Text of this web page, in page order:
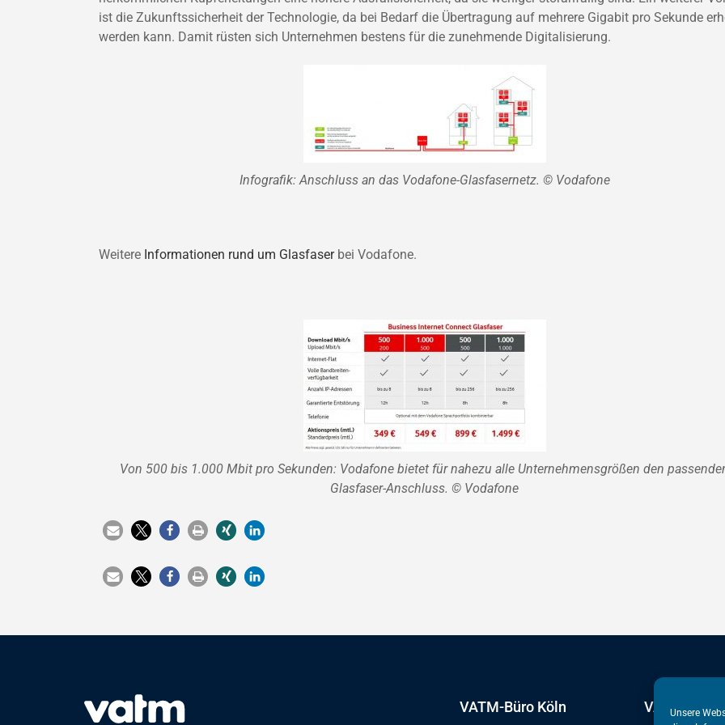
Unsere
ist die Zukunftssicherheit der Technologie, da bei Bedarf die Übertragung auf mehrere Gigabit pro Sekunde
werden kann. Damit rüsten sich Unternehmen bestens für die zunehmende Digitalisierung.
Infografik: Anschluss an das Vodafone-Glasfasernetz. © Vodafone
Weitere Informationen rund um Glasfaserbei Vodafone.
Von 500 bis 1.000 Mbit pro Sekunden: Vodafone bietet für nahezu alle Unternehmensgrößen den
Glasfaser-Anschluss. © Vodafone
VATM-Büro Köln VATM-